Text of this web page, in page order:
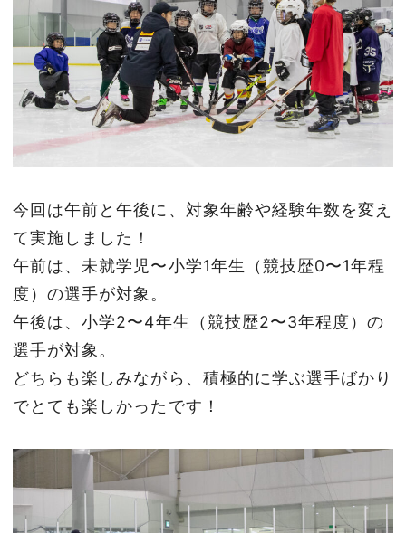
今回は午前と午後に、対象年齢や経験年数を変え
て実施しました！
午前は、未就学児〜小学1年生（競技歴0〜1年程
度）の選手が対象。
午後は、小学2〜4年生（競技歴2〜3年程度）の
選手が対象。
どちらも楽しみながら、積極的に学ぶ選手ばかり
でとても楽しかったです！